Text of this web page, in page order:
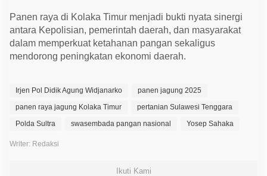
Panen raya di Kolaka Timur menjadi bukti nyata sinergi
antara Kepolisian, pemerintah daerah, dan masyarakat
dalam memperkuat ketahanan pangan sekaligus
mendorong peningkatan ekonomi daerah.
Irjen Pol Didik Agung Widjanarko
panen jagung 2025
panen raya jagung Kolaka Timur
pertanian Sulawesi Tenggara
Polda Sultra
swasembada pangan nasional Yosep Sahaka
Writer: Redaksi
Ikuti Kami